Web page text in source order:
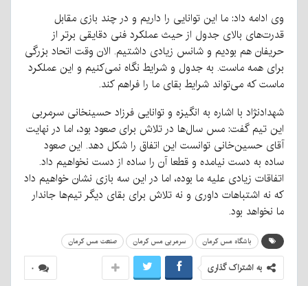
وی ادامه داد: ما این توانایی را داریم و در چند بازی مقابل
قدرت‌های بالای جدول از حیث عملکرد فنی دقایقی برتر از
حریفان هم بودیم و شانس زیادی داشتیم. الان وقت اتحاد بزرگی
برای همه ماست. به جدول و شرایط نگاه نمی‌کنیم و این عملکرد
ماست که می‌تواند شرایط بقای ما را فراهم کند.
شهدادنژاد با اشاره به انگیزه و توانایی فرزاد حسینخانی سرمربی
این تیم گفت: مس سال‌ها در تلاش برای صعود بود، اما در نهایت
آقای حسین‌خانی توانست این اتفاق را شکل دهد. این صعود
ساده به دست نیامده و قطعا آن را ساده از دست نخواهیم داد.
اتفاقات زیادی علیه ما بوده، اما در این سه بازی نشان خواهیم داد
که نه اشتباهات داوری و نه تلاش برای بقای دیگر تیم‌ها جاندار
ما نخواهد بود.
باشگاه مس کرمان سرمربی مس کرمان صنعت مس کرمان
۰ به اشتراک گذاری